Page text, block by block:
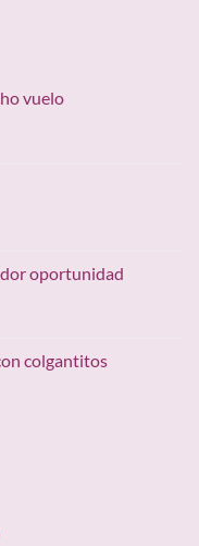
vuelo
oportunidad
colgantitos